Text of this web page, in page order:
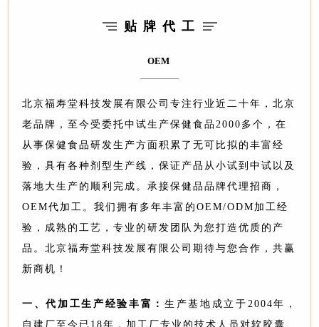
贴 牌 代 工
OEM
北京福寿堂科技发展有限公司专注行业近二十年，北京
老品牌，至今受委托中试生产保健食品2000多个，在
从事保健食品研发生产方面积累了无可比拟的丰富经
验，具有各种剂型生产线，保证产品从小试到中试以及
落地大生产的顺利完成。承接保健品品牌代理招商，
OEM代加工。我们拥有多年丰富的OEM/ODM加工经
验，成熟的工艺，专业的研发团队为您打造优质的产
品。北京福寿堂科技发展有限公司期待与您合作，共赢
新商机！
一、代加工生产经验丰富： 生产基地成立于2004年，
自建厂至今已18年，加工厂专业的技术人员对软胶囊、